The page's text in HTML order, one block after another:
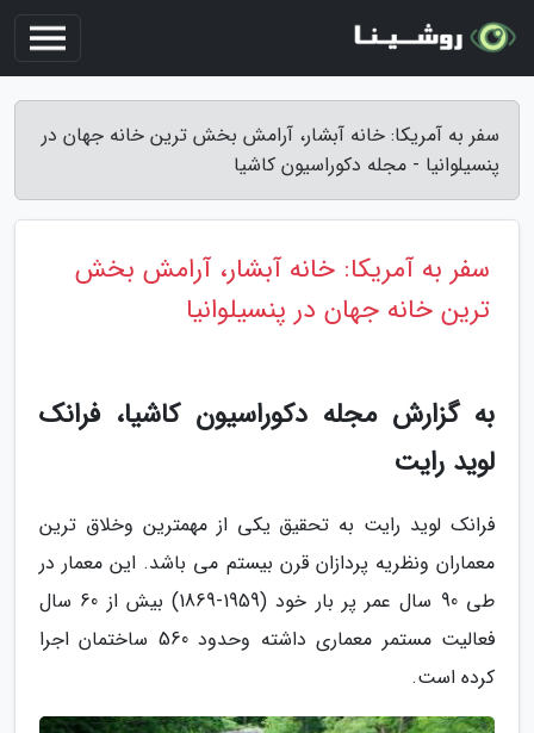
سفر به آمریکا: خانه آبشار، آرامش بخش ترین خانه جهان در
پنسیلوانیا - مجله دکوراسیون کاشیا
سفر به آمریکا: خانه آبشار، آرامش بخش
ترین خانه جهان در پنسیلوانیا
به گزارش مجله دکوراسیون کاشیا، فرانک
لوید رایت
فرانک لوید رایت به تحقیق یکی از مهمترین وخلاق ترین
معماران ونظریه پردازان قرن بیستم می باشد. این معمار در
طی 90 سال عمر پر بار خود (1959-1869) بیش از 60 سال
فعالیت مستمر معماری داشته وحدود 560 ساختمان اجرا
کرده است.